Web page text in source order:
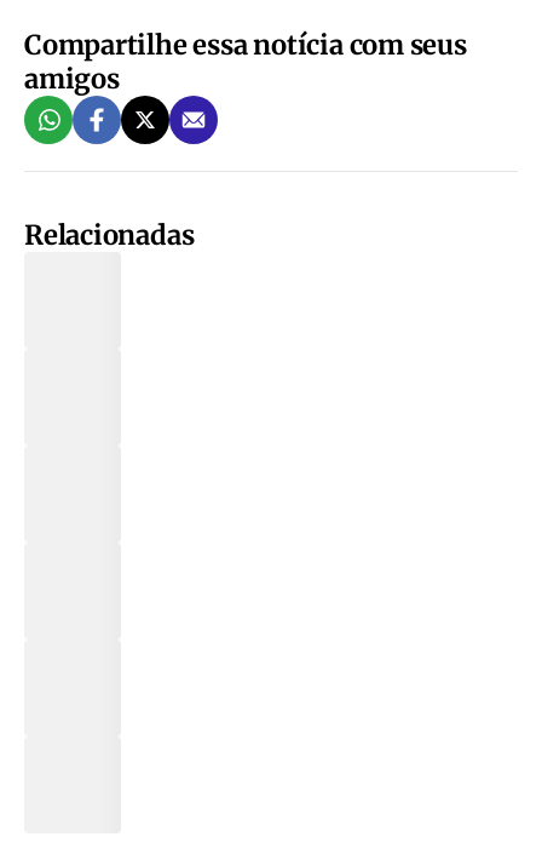
Compartilhe essa notícia com seus
amigos
Relacionadas